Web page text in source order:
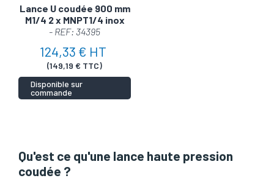
Lance U coudée 900 mm
M1/4 2 x MNPT1/4 inox
- REF: 34395
124,33 € HT
(149,19 € TTC)
Disponible sur
commande
Qu'est ce qu'une lance haute pression
coudée ?